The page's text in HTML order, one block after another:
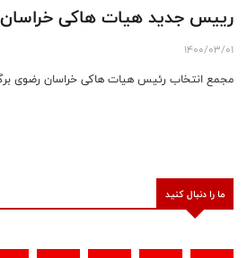
رییس جدید هیات هاکی
1400/03/01
مجمع انتخاب رئیس هیات هاکی خراسان رضوی
ما را دنبال کنید